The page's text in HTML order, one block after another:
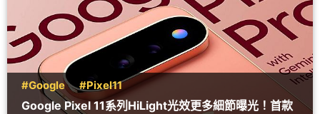
#Google #Pixel11
Google Pixel 11系列HiLight光效更多細節曝光！首款